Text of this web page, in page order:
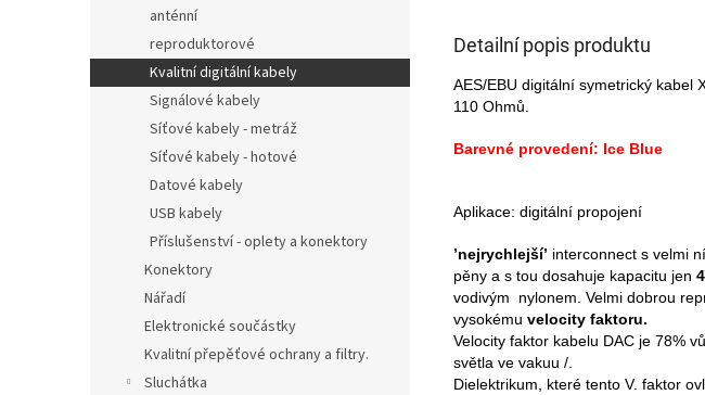
anténní
reproduktorové
Kvalitní digitální kabely
Signálové kabely
Síťové kabely - metráž
Síťové kabely - hotové
Datové kabely
USB kabely
Příslušenství - oplety a konektory
Konektory
Nářadí
Elektronické součástky
Kvalitní přepěťové ochrany a filtry.
Sluchátka
Detailní popis produktu
AES/EBU digitální symetrický kabel
110 Ohmů.
Barevné provedení: Ice Blue
Aplikace: digitální propojení
’nejrychlejší’ interconnect s velmi
pěny a s tou dosahuje kapacitu jen
vodivým nylonem. Velmi dobrou
vysokému velocity faktoru.
Velocity faktor kabelu DAC je 78%
světla ve vakuu /.
Dielektrikum, které tento V. faktor